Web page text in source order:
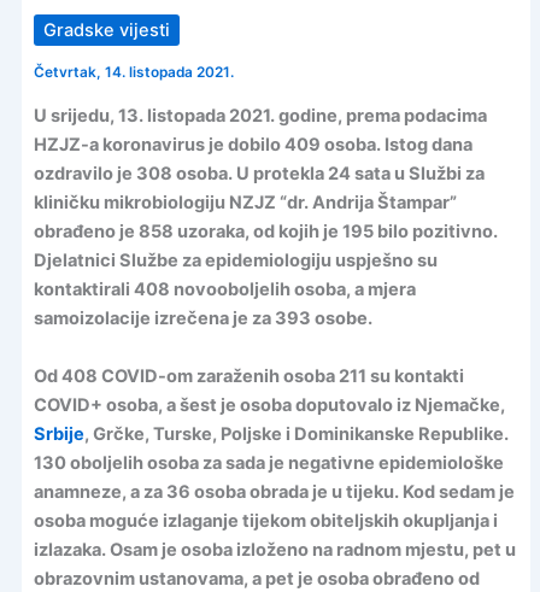
Gradske vijesti
Četvrtak, 14. listopada 2021.
U srijedu, 13. listopada 2021. godine, prema podacima
HZJZ-a koronavirus je dobilo 409 osoba. Istog dana
ozdravilo je 308 osoba. U protekla 24 sata u Službi za
kliničku mikrobiologiju NZJZ “dr. Andrija Štampar”
obrađeno je 858 uzoraka, od kojih je 195 bilo pozitivno.
Djelatnici Službe za epidemiologiju uspješno su
kontaktirali 408 novooboljelih osoba, a mjera
samoizolacije izrečena je za 393 osobe.
Od 408 COVID-om zaraženih osoba 211 su kontakti
COVID+ osoba, a šest je osoba doputovalo iz Njemačke,
Srbije, Grčke, Turske, Poljske i Dominikanske Republike.
130 oboljelih osoba za sada je negativne epidemiološke
anamneze, a za 36 osoba obrada je u tijeku. Kod sedam je
osoba moguće izlaganje tijekom obiteljskih okupljanja i
izlazaka. Osam je osoba izloženo na radnom mjestu, pet u
obrazovnim ustanovama, a pet je osoba obrađeno od